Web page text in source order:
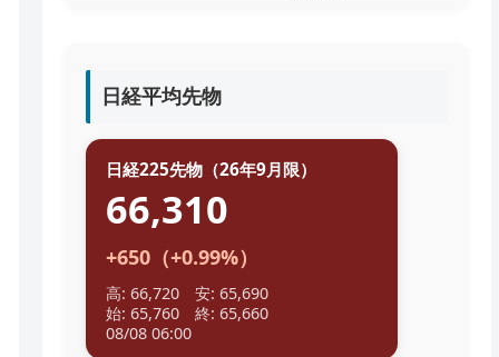
日経平均先物
日経225先物（26年9月限）
66,310
+650（+0.99%）
高: 66,720 安: 65,690
始: 65,760 終: 65,660
08/08 06:00